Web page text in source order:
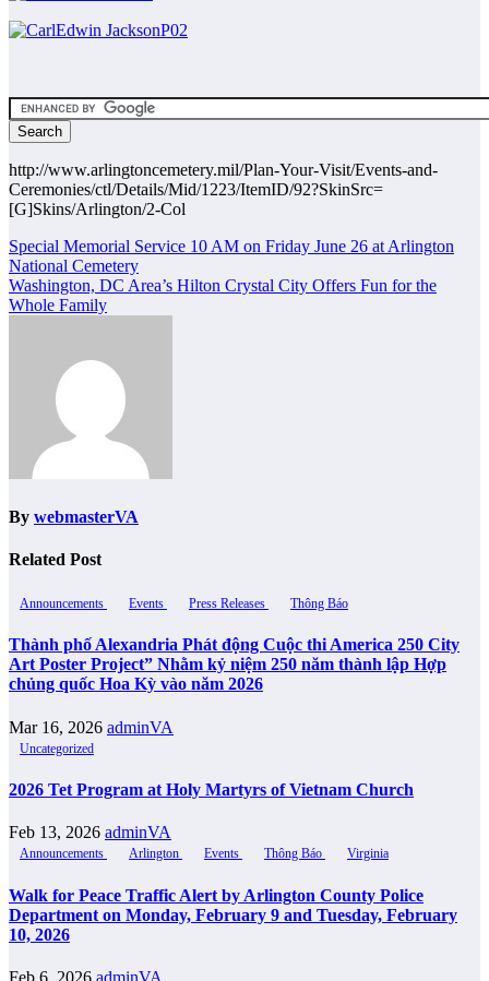
http://www.arlingtoncemetery.mil/Plan-Your-Visit/Events-and-
Ceremonies/ctl/Details/Mid/1223/ItemID/92?SkinSrc=
[G]Skins/Arlington/2-Col
Post
navigation
Special Memorial Service 10 AM on Friday June 26 at Arlington
National Cemetery
Washington, DC Area’s Hilton Crystal City Offers Fun for the
Whole Family
By webmasterVA
Related Post
Announcements Events Press Releases Thông Báo
Thành phố Alexandria Phát động Cuộc thi America 250 City
Art Poster Project” Nhằm kỷ niệm 250 năm thành lập Hợp
chủng quốc Hoa Kỳ vào năm 2026
Mar 16, 2026 adminVA
Uncategorized
2026 Tet Program at Holy Martyrs of Vietnam Church
Feb 13, 2026 adminVA
Announcements Arlington Events Thông Báo Virginia
Walk for Peace Traffic Alert by Arlington County Police
Department on Monday, February 9 and Tuesday, February
10, 2026
Feb 6, 2026 adminVA